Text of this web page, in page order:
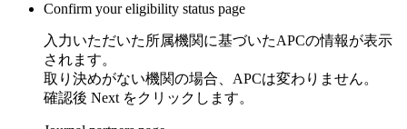
Confirm your eligibility status page
入力いただいた所属機関に基づいたAPCの情報が表示
されます。
取り決めがない機関の場合、APCは変わりません。
確認後 Next をクリックします。